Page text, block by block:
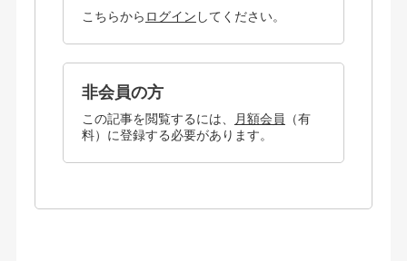
こちらから ログイン してください。
非会員の方
この記事を閲覧するには、 月額会員
（有
料）に登録する必要があります。